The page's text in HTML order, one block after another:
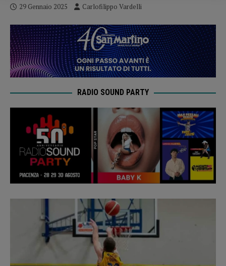
29 Gennaio 2025 Carlofilippo Vardelli
RADIO SOUND PARTY